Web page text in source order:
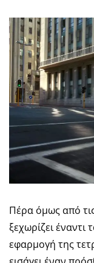
Πέρα όμως από
ξεχωρίζει
εφαρμογή της